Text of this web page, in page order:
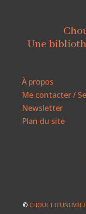
Une
À propos
Me contacter /
Newsletter
Plan du site
©